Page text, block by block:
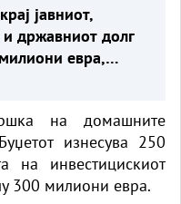
државниот долг
евра,
на домашните
изнесува 250
на инвестицискиот
300 милиони евра.